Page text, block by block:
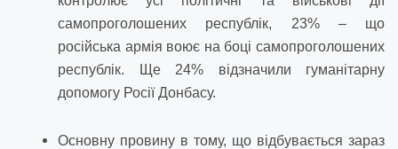
самопроголошених республік, 23% – що
російська армія воює на боці самопроголошених
республік. Ще 24% відзначили гуманітарну
допомогу Росії Донбасу.
Основну провину в тому, що відбувається зараз